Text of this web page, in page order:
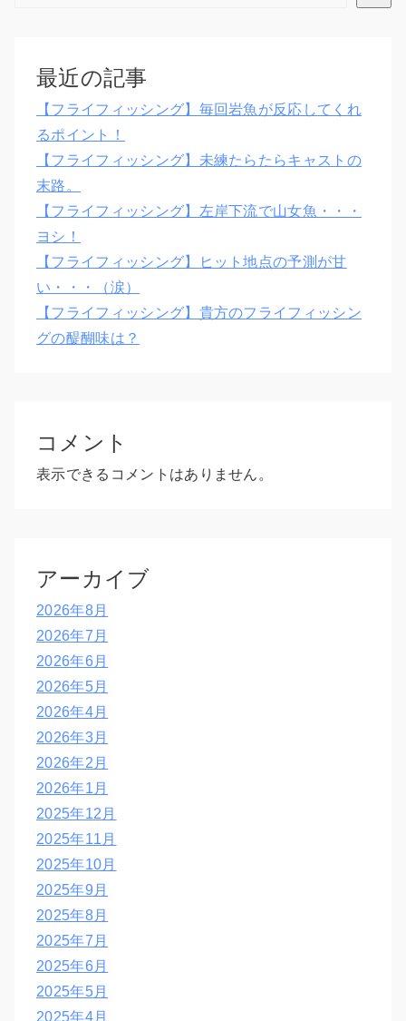
最近の記事
【フライフィッシング】毎回岩魚が反応してくれ
るポイント！
【フライフィッシング】未練たらたらキャストの
末路。
【フライフィッシング】左岸下流で山女魚・・・
ヨシ！
【フライフィッシング】ヒット地点の予測が甘
い・・・（涙）
【フライフィッシング】貴方のフライフィッシン
グの醍醐味は？
コメント
表示できるコメントはありません。
アーカイブ
2026年8月
2026年7月
2026年6月
2026年5月
2026年4月
2026年3月
2026年2月
2026年1月
2025年12月
2025年11月
2025年10月
2025年9月
2025年8月
2025年7月
2025年6月
2025年5月
2025年4月